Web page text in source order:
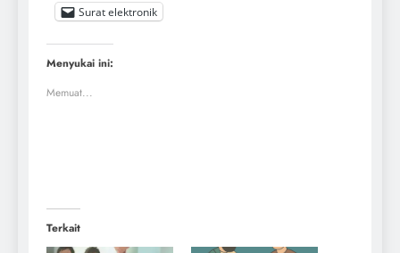
Surat elektronik
Menyukai ini:
Memuat...
Terkait